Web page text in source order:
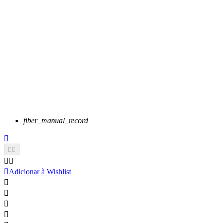
fiber_manual_record

 
 
Adicionar à Wishlist



